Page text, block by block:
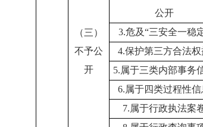
（三）
不予公
开
公开
3.危及“三安全一稳
4.保护第三方合法权
5.属于三类内部事务
6.属于四类过程性信
7.属于行政执法案